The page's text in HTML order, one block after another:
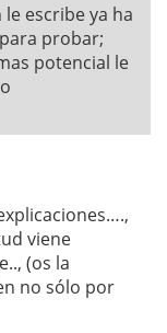
escribe ya ha
probar;
potencial le
viene
(os la
no sólo por